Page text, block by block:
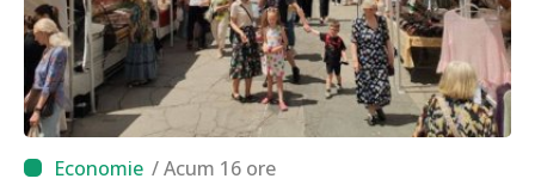
/ Acum 16 ore